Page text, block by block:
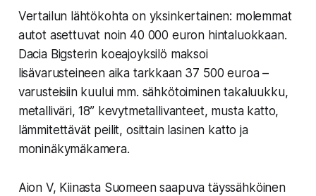
Vertailun lähtökohta on yksinkertainen: molemmat
autot asettuvat noin 40 000 euron hintaluokkaan.
Dacia Bigsterin koeajoyksilö maksoi
lisävarusteineen aika tarkkaan 37 500 euroa –
varusteisiin kuului mm. sähkötoiminen takaluukku,
metalliväri, 18” kevytmetallivanteet, musta katto,
lämmitettävät peilit, osittain lasinen katto ja
moninäkymäkamera.
Aion V, Kiinasta Suomeen saapuva täyssähköinen